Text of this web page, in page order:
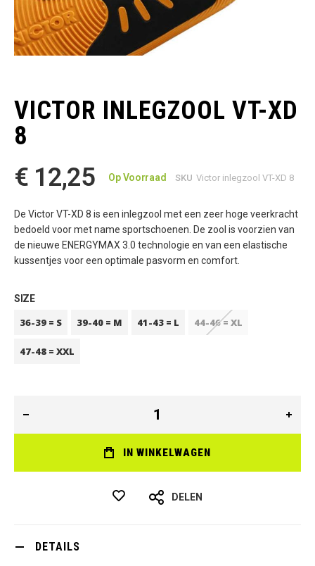
begin
van
de
afbeeldingen-
VICTOR INLEGZOOL VT-XD
8
€ 12,25
Op Voorraad SKU Victor inlegzool VT-XD 8
De Victor VT-XD 8 is een inlegzool met een zeer hoge veerkracht
bedoeld voor met name sportschoenen. De zool is voorzien van
de nieuwe ENERGYMAX 3.0 technologie en van een elastische
kussentjes voor een optimale pasvorm en comfort.
SIZE
36-39 = S 39-40 = M 41-43 = L 44-46 = XL
47-48 = XXL
IN WINKELWAGEN
DELEN
DETAILS